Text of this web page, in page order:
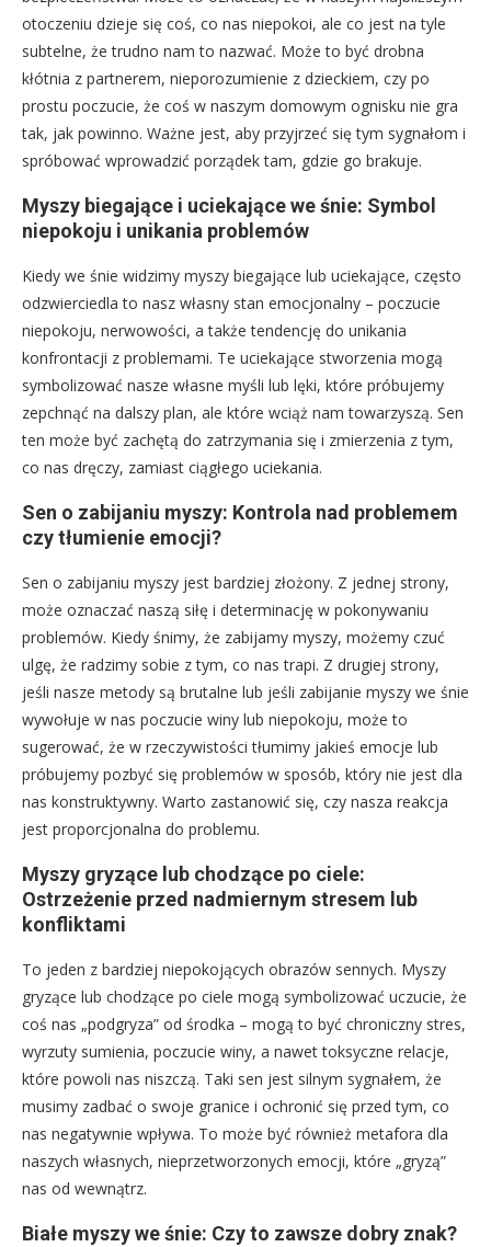
otoczeniu dzieje się coś, co nas niepokoi, ale co jest na tyle
subtelne, że trudno nam to nazwać. Może to być drobna
kłótnia z partnerem, nieporozumienie z dzieckiem, czy po
prostu poczucie, że coś w naszym domowym ognisku nie gra
tak, jak powinno. Ważne jest, aby przyjrzeć się tym sygnałom i
spróbować wprowadzić porządek tam, gdzie go brakuje.
Myszy biegające i uciekające we śnie: Symbol
niepokoju i unikania problemów
Kiedy we śnie widzimy myszy biegające lub uciekające, często
odzwierciedla to nasz własny stan emocjonalny – poczucie
niepokoju, nerwowości, a także tendencję do unikania
konfrontacji z problemami. Te uciekające stworzenia mogą
symbolizować nasze własne myśli lub lęki, które próbujemy
zepchnąć na dalszy plan, ale które wciąż nam towarzyszą. Sen
ten może być zachętą do zatrzymania się i zmierzenia z tym,
co nas dręczy, zamiast ciągłego uciekania.
Sen o zabijaniu myszy: Kontrola nad problemem
czy tłumienie emocji?
Sen o zabijaniu myszy jest bardziej złożony. Z jednej strony,
może oznaczać naszą siłę i determinację w pokonywaniu
problemów. Kiedy śnimy, że zabijamy myszy, możemy czuć
ulgę, że radzimy sobie z tym, co nas trapi. Z drugiej strony,
jeśli nasze metody są brutalne lub jeśli zabijanie myszy we śnie
wywołuje w nas poczucie winy lub niepokoju, może to
sugerować, że w rzeczywistości tłumimy jakieś emocje lub
próbujemy pozbyć się problemów w sposób, który nie jest dla
nas konstruktywny. Warto zastanowić się, czy nasza reakcja
jest proporcjonalna do problemu.
Myszy gryzące lub chodzące po ciele:
Ostrzeżenie przed nadmiernym stresem lub
konfliktami
To jeden z bardziej niepokojących obrazów sennych. Myszy
gryzące lub chodzące po ciele mogą symbolizować uczucie, że
coś nas „podgryza” od środka – mogą to być chroniczny stres,
wyrzuty sumienia, poczucie winy, a nawet toksyczne relacje,
które powoli nas niszczą. Taki sen jest silnym sygnałem, że
musimy zadbać o swoje granice i ochronić się przed tym, co
nas negatywnie wpływa. To może być również metafora dla
naszych własnych, nieprzetworzonych emocji, które „gryzą”
nas od wewnątrz.
Białe myszy we śnie: Czy to zawsze dobry znak?